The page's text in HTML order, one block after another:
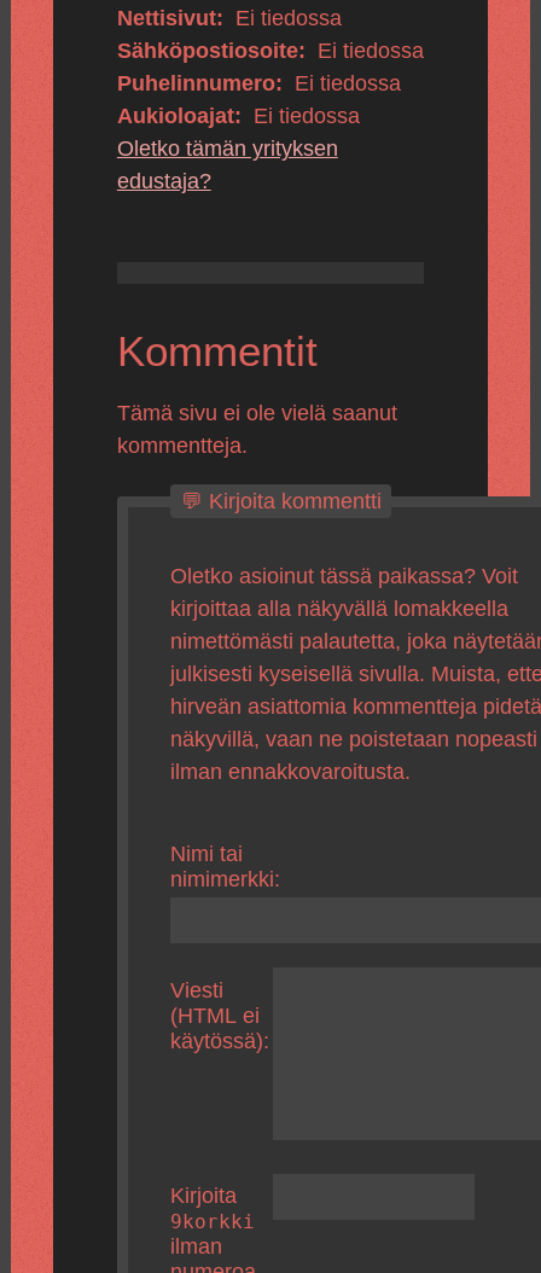
Nettisivut: Ei tiedossa
Sähköpostiosoite: Ei tiedossa
Puhelinnumero: Ei tiedossa
Aukioloajat: Ei tiedossa
Oletko tämän yrityksen
edustaja?
Kommentit
Tämä sivu ei ole vielä saanut
kommentteja.
💬 Kirjoita kommentti
Oletko asioinut tässä paikassa? Voit
kirjoittaa alla näkyvällä lomakkeella
nimettömästi palautetta, joka
julkisesti kyseisellä sivulla. Muista,
hirveän asiattomia kommentteja pidetä
näkyvillä, vaan ne poistetaan
ilman ennakkovaroitusta.
Nimi tai
nimimerkki:
Viesti
(HTML ei
käytössä):
Kirjoita
9korkki
ilman